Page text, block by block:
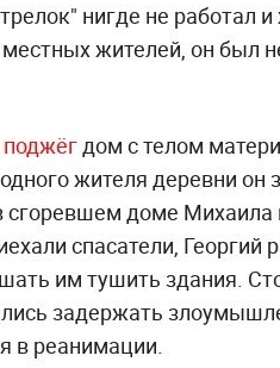
нигде не работал
жителей, он был
поджёгдом с телом
жителя деревни он
сгоревшем доме Михаила
спасатели, Георгий
им тушить здания.
задержать
в реанимации.